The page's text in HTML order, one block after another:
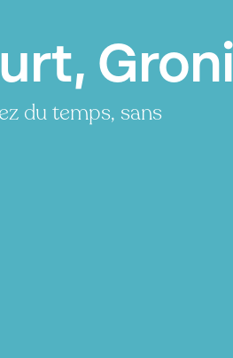
du temps, sans